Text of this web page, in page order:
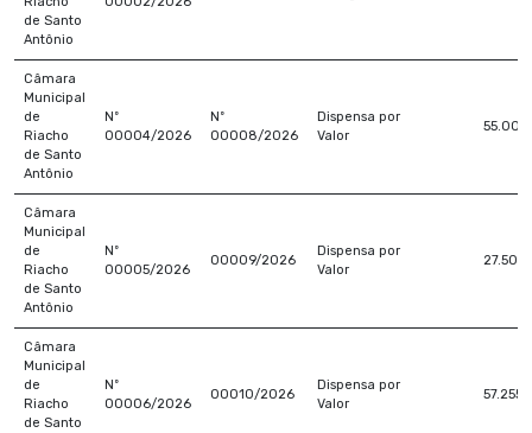
de Santo
Antônio
Câmara
Municipal
de
Riacho
de Santo
Antônio
Nº
00004/2026
Nº
00008/2026
Dispensa por
Valor
Câmara
Municipal
de
Riacho
de Santo
Antônio
Nº
00005/2026
00009/2026
Dispensa por
Valor
Câmara
Municipal
de
Riacho
de Santo
Nº
00006/2026
00010/2026
Dispensa por
Valor